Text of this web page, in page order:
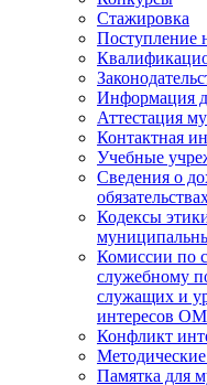
Стажировка
Поступление
Информация
Аттестация
Контактная
Учебные
Сведения о
Кодексы
Комиссии по
служебному
служащих и
интересов
Конфликт
Памятка для